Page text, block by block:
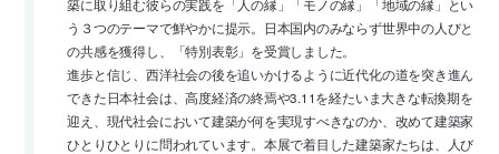
築に取り組む彼らの実践を「人の縁」「モノの縁」「地域の縁」とい
う３つのテーマで鮮やかに提示。日本国内のみならず世界中の人びと
の共感を獲得し、「特別表彰」を受賞しました。
進歩と信じ、西洋社会の後を追いかけるように近代化の道を突き進ん
できた日本社会は、高度経済の終焉や3.11を経たいま大きな転換期を
迎え、現代社会において建築が何を実現すべきなのか、改めて建築家
ひとりひとりに問われています。本展で着目した建築家たちは、人び